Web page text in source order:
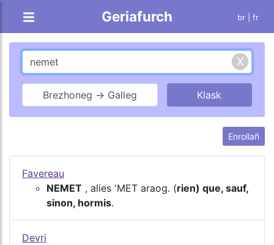
Geriafurch br | fr
Brezhoneg → Galleg
Enrollañ
Favereau
NEMET , alies 'MET araog. (rien) que, sauf,
sinon, hormis.
Devri